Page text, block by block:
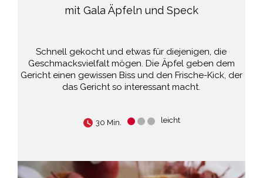
mit Gala Äpfeln und Speck
Schnell gekocht und etwas für diejenigen, die
Geschmacksvielfalt mögen. Die Äpfel geben dem
Gericht einen gewissen Biss und den Frische-Kick, der
das Gericht so interessant macht.
30 Min. leicht